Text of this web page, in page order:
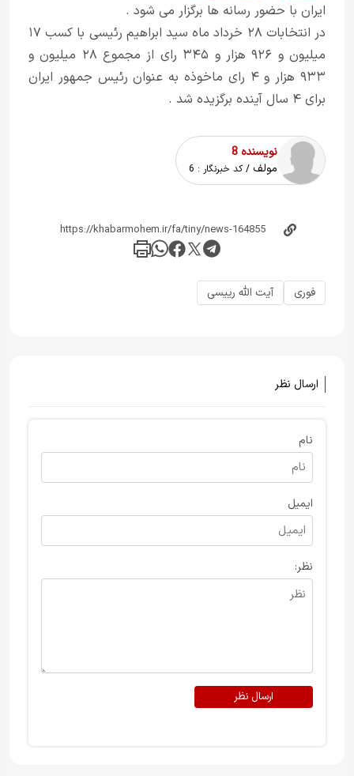
ایران با حضور رسانه ها برگزار می شود .
در انتخابات ۲۸ خرداد ماه سید ابراهیم رئیسی با کسب ۱۷
میلیون و ۹۲۶ هزار و ۳۴۵ رای از مجموع ۲۸ میلیون و
۹۳۳ هزار و ۴ رای ماخوذه به عنوان رئیس جمهور ایران
برای ۴ سال آینده برگزیده شد .
نویسنده 8
مولف / کد خبرنگار : 6
فوری آیت الله رییسی
ارسال نظر
نام
ایمیل
نظر:
ارسال نظر